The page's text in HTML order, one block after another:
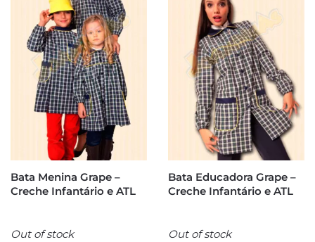
Bata Menina Grape –
Creche Infantário e ATL
Bata Educadora Grape –
Creche Infantário e ATL
Out of stock Out of stock